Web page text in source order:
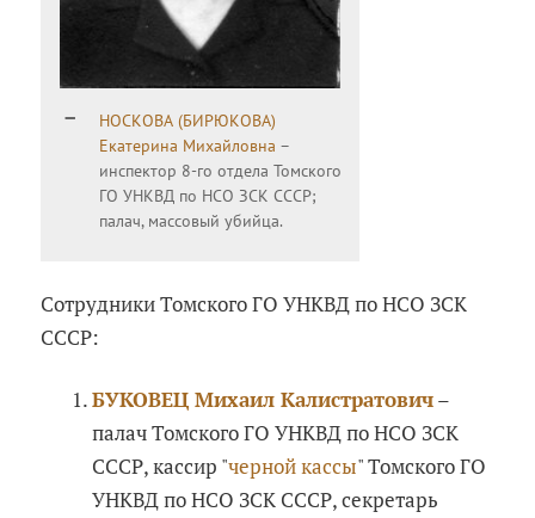
НОСКОВА (БИРЮКОВА)
Екатерина Михайловна –
инспектор 8-го отдела Томского
ГО УНКВД по НСО ЗСК СССР;
палач, массовый убийца.
Сотрудники Томского ГО УНКВД по НСО ЗСК
СССР:
БУКОВЕЦ Михаил Калистратович–
палач Томского ГО УНКВД по НСО ЗСК
СССР, кассир "черной кассы" Томского ГО
УНКВД по НСО ЗСК СССР, секретарь